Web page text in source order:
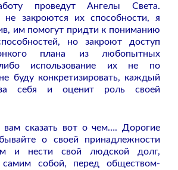
проведут Ангелы Света.
не закроются их способности, я
им помогут придти к пониманию
но закроют доступ
плана из любопытных
использование их не по
буду конкретизировать, каждый
за себя и оценит роль своей
вам сказать вот о чем…. Дорогие
о своей принадлежности
и нести свой людской долг,
собой, перед обществом-